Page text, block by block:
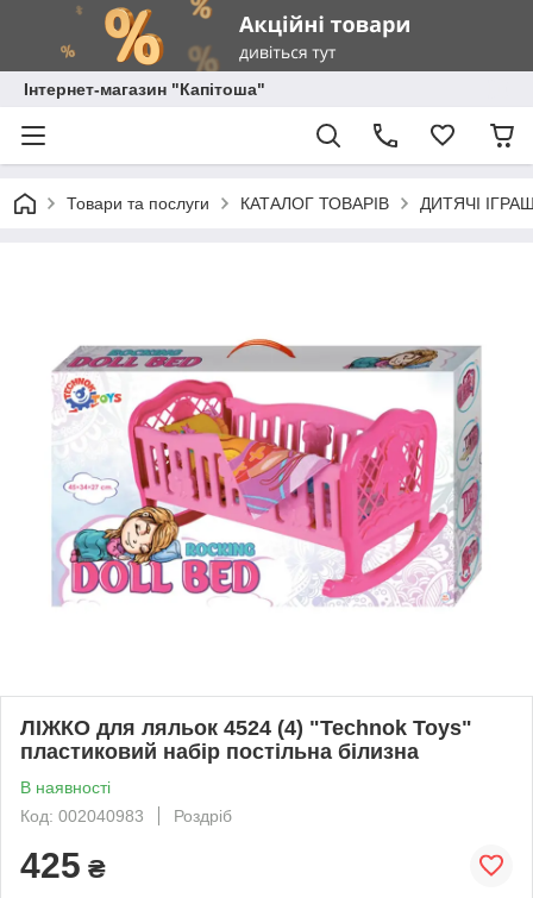
Інтернет-магазин "Капітоша"
Товари та послуги КАТАЛОГ ТОВАРІВ ДИТЯЧІ
ЛІЖКО для ляльок 4524 (4) "Technok Toys"
пластиковий набір постільна білизна
В наявності
Код: 002040983
Роздріб
425 ₴